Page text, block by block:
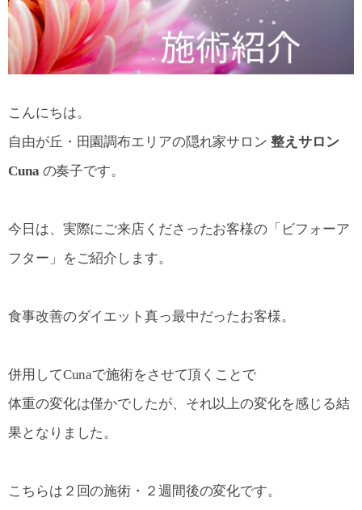
こんにちは。
自由が丘・田園調布エリアの隠れ家サロン 整えサロン
Cunaの奏子です。
今日は、実際にご来店くださったお客様の「ビフォーア
フター」をご紹介します。
食事改善のダイエット真っ最中だったお客様。
併用してCunaで施術をさせて頂くことで
体重の変化は僅かでしたが、それ以上の変化を感じる結
果となりました。
こちらは２回の施術・２週間後の変化です。